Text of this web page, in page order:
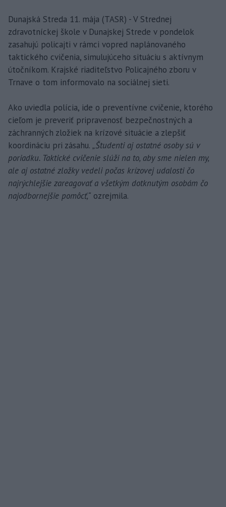
Dunajská Streda 11. mája (TASR) - V Strednej
zdravotníckej škole v Dunajskej Strede v pondelok
zasahujú policajti v rámci vopred naplánovaného
taktického cvičenia, simulujúceho situáciu s aktívnym
útočníkom. Krajské riaditeľstvo Policajného zboru v
Trnave o tom informovalo na sociálnej sieti.
Ako uviedla polícia, ide o preventívne cvičenie, ktorého
cieľom je preveriť pripravenosť bezpečnostných a
záchranných zložiek na krízové situácie a zlepšiť
koordináciu pri zásahu. „Študenti aj ostatné osoby sú v
poriadku. Taktické cvičenie slúži na to, aby sme nielen my,
ale aj ostatné zložky vedeli počas krízovej udalosti čo
najrýchlejšie zareagovať a všetkým dotknutým osobám čo
najodbornejšie pomôcť,“ ozrejmila.